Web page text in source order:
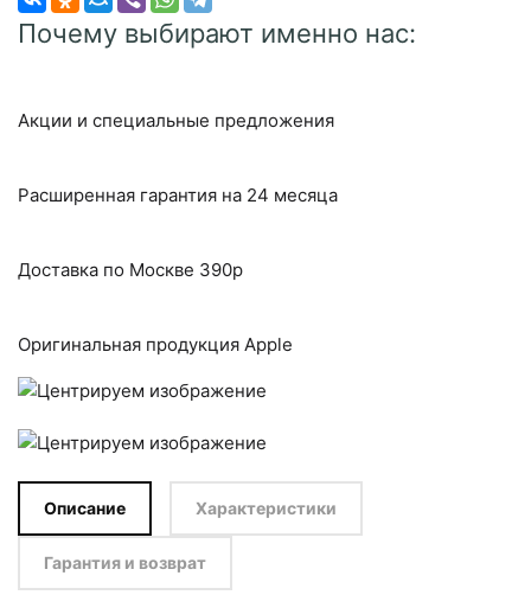
Почему выбирают именно нас:
Акции и специальные предложения
Расширенная гарантия на 24 месяца
Доставка по Москве 390р
Оригинальная продукция Apple
Описание Характеристики
Гарантия и возврат